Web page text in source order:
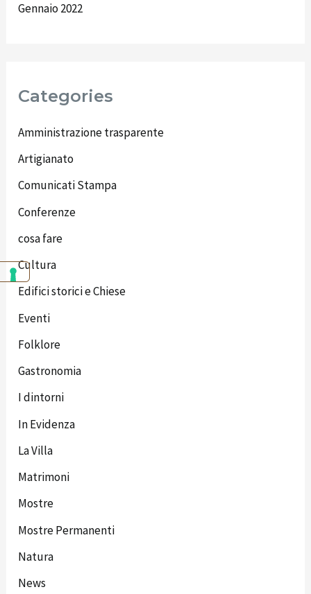
Gennaio 2022
Categories
Amministrazione trasparente
Artigianato
Comunicati Stampa
Conferenze
cosa fare
Cultura
Edifici storici e Chiese
Eventi
Folklore
Gastronomia
I dintorni
In Evidenza
La Villa
Matrimoni
Mostre
Mostre Permanenti
Natura
News